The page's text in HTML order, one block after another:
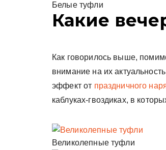
Белые туфли
Какие
Как говорилось выше,
внимание на их
эффект от праздничного
каблуках-гвоздиках, в
Великолепные туфли